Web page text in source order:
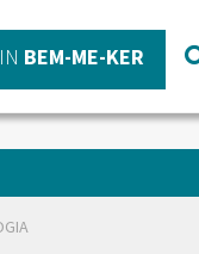
BEM-ME-KER